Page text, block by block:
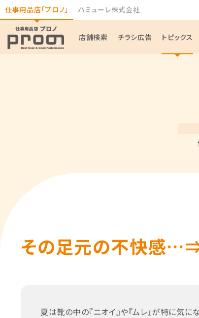
仕事用品店「プロノ」 ハミューレ株式会社
店舗検索 チラシ広告 トピックス
その足元の不快感…⇒
夏は靴の中の『ニオイ』や『ムレ』が特に気